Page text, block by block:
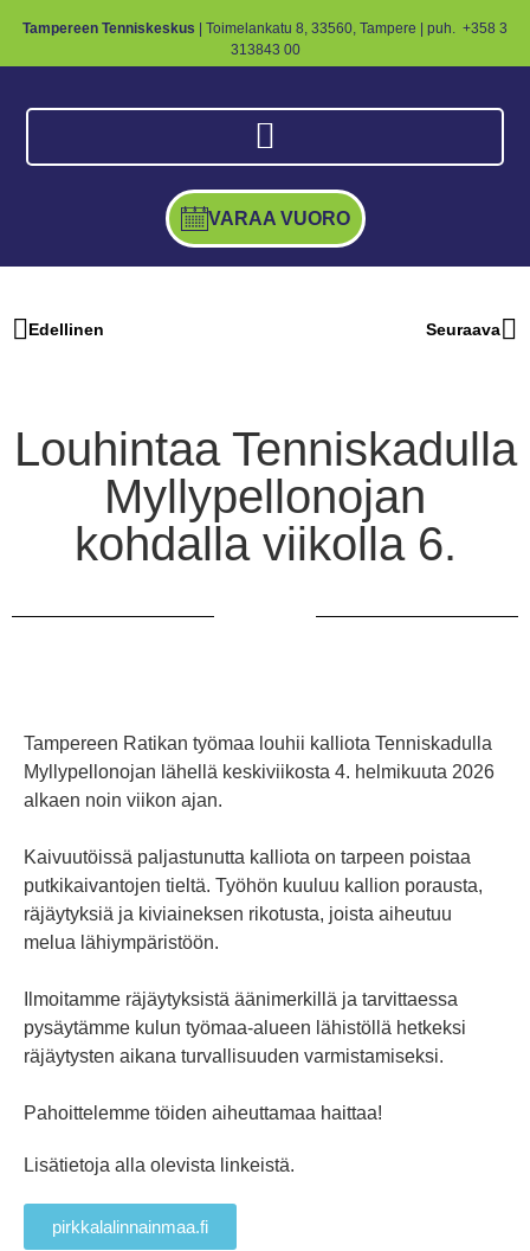
Tampereen Tenniskeskus | Toimelankatu 8, 33560, Tampere | puh. +358 3
313843 00
VARAA VUORO
Edellinen Seuraava
Louhintaa Tenniskadulla
Myllypellonojan
kohdalla viikolla 6.
Tampereen Ratikan työmaa louhii kalliota Tenniskadulla
Myllypellonojan lähellä keskiviikosta 4. helmikuuta 2026
alkaen noin viikon ajan.
Kaivuutöissä paljastunutta kalliota on tarpeen poistaa
putkikaivantojen tieltä. Työhön kuuluu kallion porausta,
räjäytyksiä ja kiviaineksen rikotusta, joista aiheutuu
melua lähiympäristöön.
Ilmoitamme räjäytyksistä äänimerkillä ja tarvittaessa
pysäytämme kulun työmaa-alueen lähistöllä hetkeksi
räjäytysten aikana turvallisuuden varmistamiseksi.
Pahoittelemme töiden aiheuttamaa haittaa!
Lisätietoja alla olevista linkeistä.
pirkkalalinnainmaa.fi